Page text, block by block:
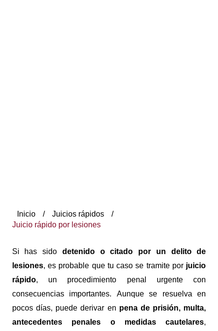
Inicio / Juicios rápidos
/
Juicio rápido por lesiones
Si has sido detenido o citado por un delito de
lesiones, es probable que tu caso se tramite por juicio
rápido, un procedimiento penal urgente con
consecuencias importantes. Aunque se resuelva en
pocos días, puede derivar en pena de prisión, multa,
antecedentes penales o medidas cautelares,